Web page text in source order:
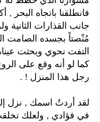
فانطلقنا باتجاه البحر ,
جانب القذارات الثانية
مُنْصتاً بجسده الصامت
التفت نحوي وبحثت
كما لو أنه وقع على
رجل هذا المنزل ! .
لقد أردتُ اسمك , نزل
في فؤادي , ولعلك